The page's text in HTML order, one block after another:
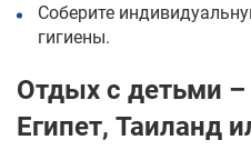
Соберите
гигиены.
Отдых с детьми –
Египет, Таиланд